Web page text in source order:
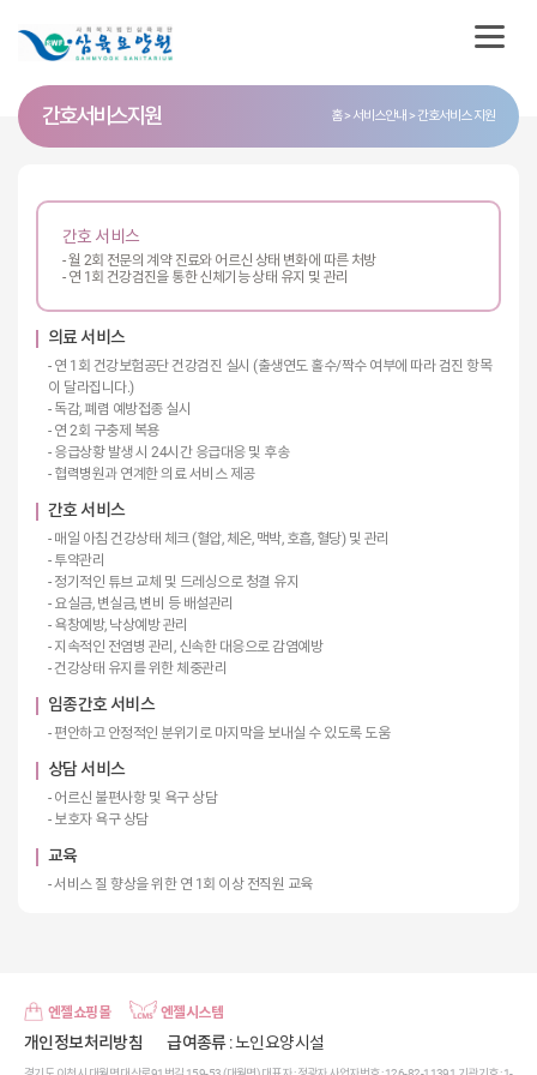
간호서비스 지원 홈 서비스안내 간호서비스 지원
간호 서비스
- 월 2회 전문의 계약 진료와 어르신 상태 변화에 따른 처방
- 연 1회 건강검진을 통한 신체기능 상태 유지 및 관리
의료 서비스
- 연 1회 건강보험공단 건강검진 실시 (출생연도 홀수/짝수 여부에 따라 검진 항목
이 달라집니다.)
- 독감, 폐렴 예방접종 실시
- 연 2회 구충제 복용
- 응급상황 발생 시 24시간 응급대응 및 후송
- 협력병원과 연계한 의료 서비스 제공
간호 서비스
- 매일 아침 건강상태 체크 (혈압, 체온, 맥박, 호흡, 혈당) 및 관리
- 투약관리
- 정기적인 튜브 교체 및 드레싱으로 청결 유지
- 요실금, 변실금, 변비 등 배설관리
- 욕창예방, 낙상예방 관리
- 지속적인 전염병 관리, 신속한 대응으로 감염예방
- 건강상태 유지를 위한 체중관리
임종간호 서비스
- 편안하고 안정적인 분위기로 마지막을 보내실 수 있도록 도움
상담 서비스
- 어르신 불편사항 및 욕구 상담
- 보호자 욕구 상담
교육
- 서비스 질 향상을 위한 연 1회 이상 전직원 교육
엔젤쇼핑몰 엔젤시스템
개인정보처리방침 급여종류: 노인요양시설